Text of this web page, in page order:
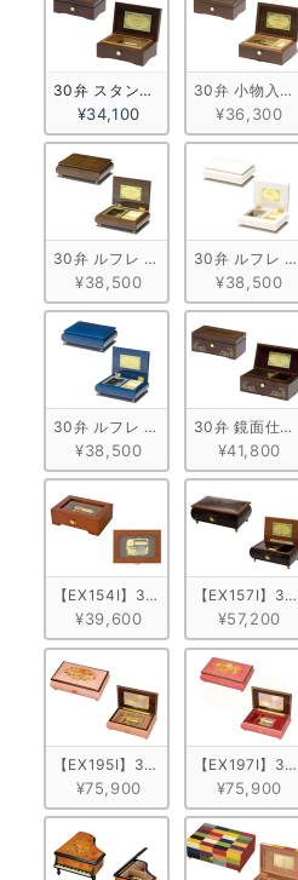
30弁 スタンダード ウォールナット
¥34,100
30弁 小物入れ
¥36,300
30弁 ルフレ ウォールナット ブラウ
¥38,500
30弁 ルフレ
¥38,500
30弁 ルフレ メープル ブルー
¥38,500
30弁 鏡面仕
¥41,800
【EX154I】30弁 ORPHEUS オン
¥39,600
【EX157I】
¥57,200
【EX195I】30弁 ORPHEUS イタ
¥75,900
【EX197I】
¥75,900